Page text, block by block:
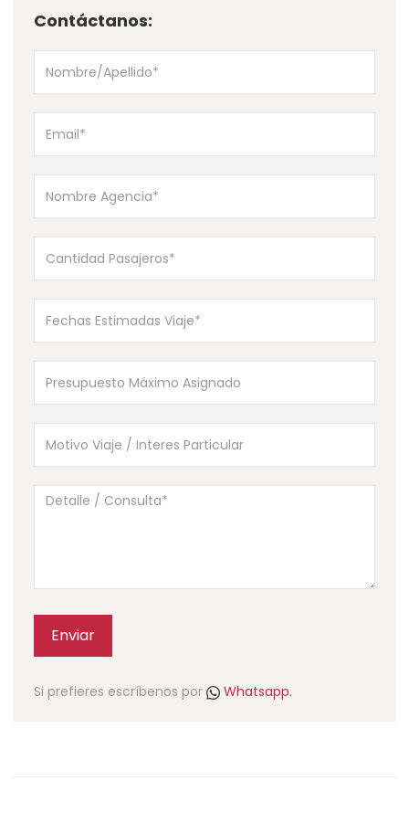
Contáctanos:
Enviar
Si prefieres escríbenos por Whatsapp.